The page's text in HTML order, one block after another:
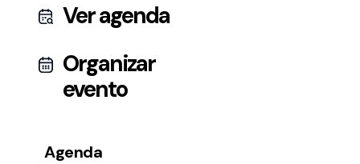
Ver agenda
Organizar
evento
Agenda